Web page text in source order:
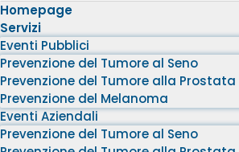
Homepage
Servizi
Eventi Pubblici
Prevenzione del Tumore al Seno
Prevenzione del Tumore alla Prostata
Prevenzione del Melanoma
Eventi Aziendali
Prevenzione del Tumore al Seno